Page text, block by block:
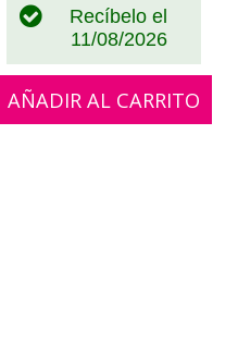
Recíbelo el
11/08/2026
AÑADIR AL CARRITO